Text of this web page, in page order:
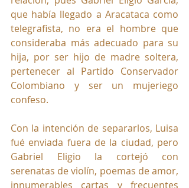
que había llegado a Aracataca como
telegrafista, no era el hombre que
consideraba más adecuado para su
hija, por ser hijo de madre soltera,
pertenecer al Partido Conservador
Colombiano y ser un mujeriego
confeso.
Con la intención de separarlos, Luisa
fué enviada fuera de la ciudad, pero
Gabriel Eligio la cortejó con
serenatas de violín, poemas de amor,
innumerables cartas y frecuentes